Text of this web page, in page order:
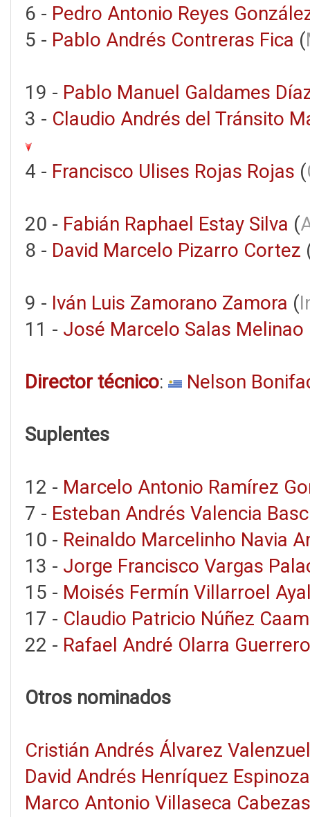
6 - Pedro Antonio Reyes
5 - Pablo Andrés Contreras Fica (
19 - Pablo Manuel Galdames
3 - Claudio Andrés del Tránsito
4 - Francisco Ulises Rojas Rojas (
20 - Fabián Raphael Estay Silva (
8 - David Marcelo Pizarro Cortez
9 - Iván Luis Zamorano Zamora (
11 - José Marcelo Salas Melinao
Director técnico: Nelson
Suplentes
12 - Marcelo Antonio Ramírez
7 - Esteban Andrés Valencia
10 - Reinaldo Marcelinho Navia
13 - Jorge Francisco Vargas
15 - Moisés Fermín Villarroel
17 - Claudio Patricio Núñez
22 - Rafael André Olarra Guerrero
Otros nominados
Cristián Andrés Álvarez
David Andrés Henríquez Espinoza
Marco Antonio Villaseca Cabezas